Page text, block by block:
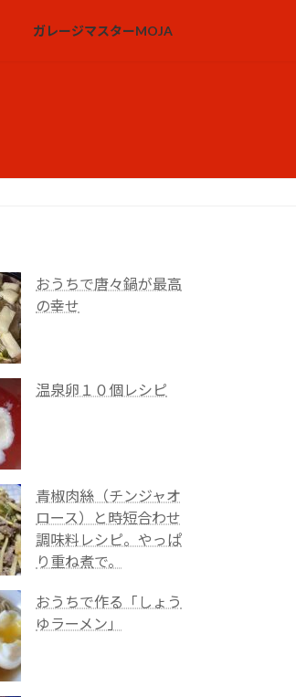
ガレージマスターMOJA
おうちで唐々鍋が最高
の幸せ
温泉卵１０個レシピ
青椒肉絲（チンジャオ
ロース）と時短合わせ
調味料レシピ。やっぱ
り重ね煮で。
おうちで作る「しょう
ゆラーメン」